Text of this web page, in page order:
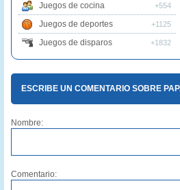
Juegos de cocina +554
Juegos de deportes +1125
Juegos de disparos +1832
ESCRIBE UN COMENTARIO SOBRE
Nombre:
Comentario: